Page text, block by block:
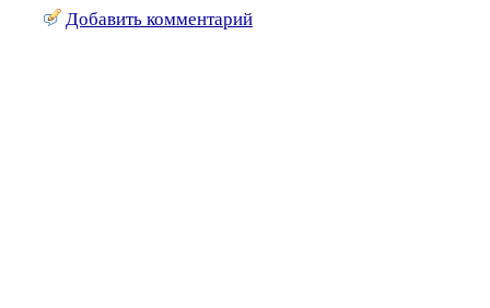
Добавить комментарий